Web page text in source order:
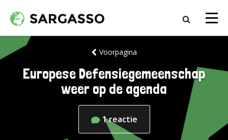
Voorpagina
Europese Defensiegemeenschap
weer op de agenda
1reactie